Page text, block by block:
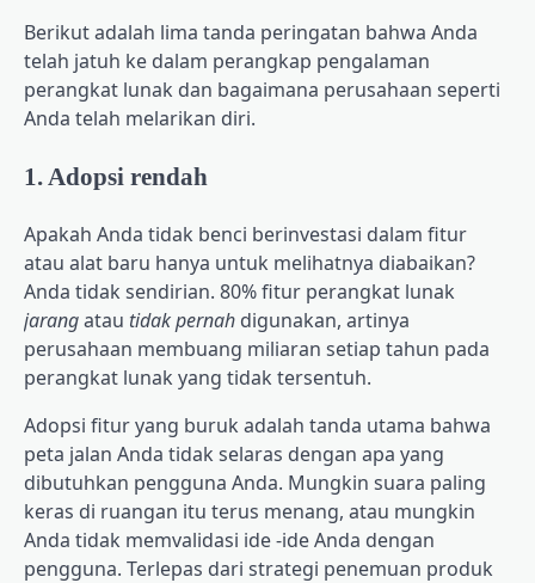
Berikut adalah lima tanda peringatan bahwa Anda
telah jatuh ke dalam perangkap pengalaman
perangkat lunak dan bagaimana perusahaan seperti
Anda telah melarikan diri.
1. Adopsi rendah
Apakah Anda tidak benci berinvestasi dalam fitur
atau alat baru hanya untuk melihatnya diabaikan?
Anda tidak sendirian. 80% fitur perangkat lunak
jarangatau tidak pernah digunakan, artinya
perusahaan membuang miliaran setiap tahun pada
perangkat lunak yang tidak tersentuh.
Adopsi fitur yang buruk adalah tanda utama bahwa
peta jalan Anda tidak selaras dengan apa yang
dibutuhkan pengguna Anda. Mungkin suara paling
keras di ruangan itu terus menang, atau mungkin
Anda tidak memvalidasi ide -ide Anda dengan
pengguna. Terlepas dari strategi penemuan produk